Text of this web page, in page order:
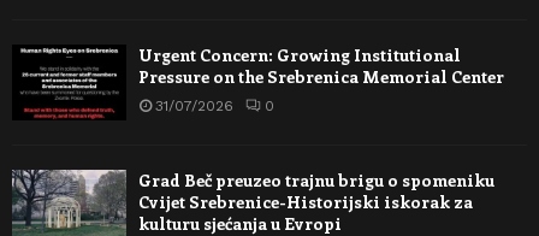
Urgent Concern: Growing Institutional
Pressure on the Srebrenica Memorial Center
31/07/2026 0
Grad Beč preuzeo trajnu brigu o spomeniku
Cvijet Srebrenice-Historijski iskorak za
kulturu sjećanja u Evropi